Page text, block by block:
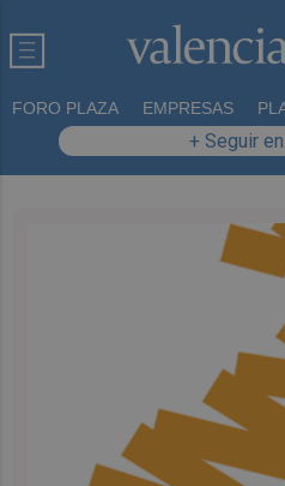
FORO PLAZA EMPRESAS
+ Seguir